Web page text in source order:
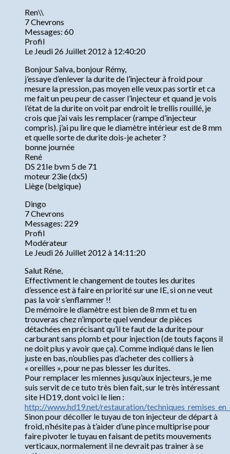
Ren\\
7 Chevrons
Messages: 60
Profil
Le Jeudi 26 Juillet 2012 à 12:40:20
Bonjour Salva, bonjour Rémy,
j’essaye d’enlever la durite de l’injecteur à froid pour
mesure la pression, pas moyen elle veux pas sortir et ca
me fait un peu peur de casser l’injecteur et quand je vois
l’état de la durite on voit par endroit le trellis rouillé, je
crois que j’ai vais les remplacer (rampe d’injecteur
compris). j’ai pu lire que le diamètre intérieur est de 8 mm
et quelle sorte de durite dois-je acheter ?
bonne journée
René
DS 21Ie bvm 5 de 71
moteur 23ie (dx5)
Liège (belgique)
Dingo
7 Chevrons
Messages: 229
Profil
Modérateur
Le Jeudi 26 Juillet 2012 à 14:11:20
Salut Réne,
Effectivment le changement de toutes les durites
d’essence est à faire en priorité sur une IE, si on ne veut
pas la voir s’enflammer !!
De mémoire le diamètre est bien de 8 mm et tu en
trouveras chez n’importe quel vendeur de pièces
détachées en précisant qu’il te faut de la durite pour
carburant sans plomb et pour injection (de touts façons il
ne doit plus y avoir que ça). Comme indiqué dans le lien
juste en bas, n’oublies pas d’acheter des colliers à
« oreilles », pour ne pas blesser les durites.
Pour remplacer les miennes jusqu’aux injecteurs, je me
suis servit de ce tuto très bien fait, sur le très intéressant
site HD19, dont voici le lien :
http://www.hd19.net/restauration/
Sinon pour décoller le tuyau de ton injecteur de départ à
froid, n’hésite pas à t’aider d’une pince multiprise pour
faire pivoter le tuyau en faisant de petits mouvements
verticaux, normalement il ne devrait pas trainer à se